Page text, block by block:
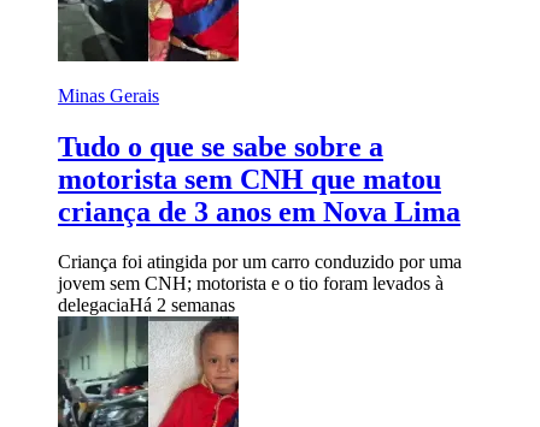
Minas Gerais
Tudo o que se sabe sobre a
motorista sem CNH que matou
criança de 3 anos em Nova Lima
Criança foi atingida por um carro conduzido por uma
jovem sem CNH; motorista e o tio foram levados à
delegaciaHá 2 semanas